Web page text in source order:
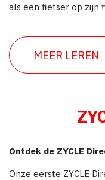
als een fietser op zijn
MEER LEREN
Ontdek de ZYCLE
Onze eerste ZYCLE